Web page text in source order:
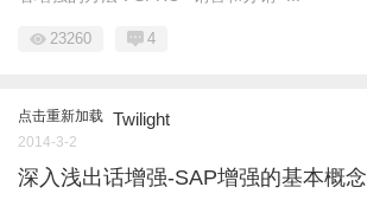
23260 4
点击重新加载 Twilight
2014-3-2
深入浅出话增强-SAP增强的基本概念